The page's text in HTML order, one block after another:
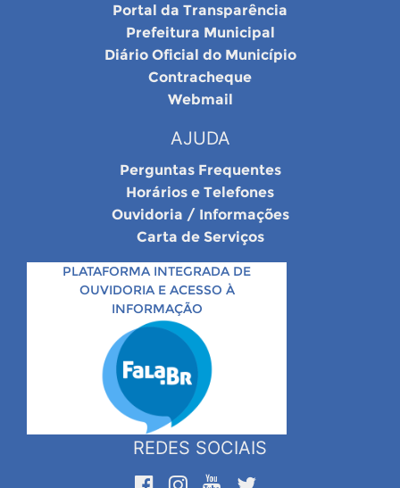
Portal da Transparência
Prefeitura Municipal
Diário Oficial do Município
Contracheque
Webmail
AJUDA
Perguntas Frequentes
Horários e Telefones
Ouvidoria / Informações
Carta de Serviços
PLATAFORMA INTEGRADA DE
OUVIDORIA E ACESSO À
INFORMAÇÃO
REDES SOCIAIS